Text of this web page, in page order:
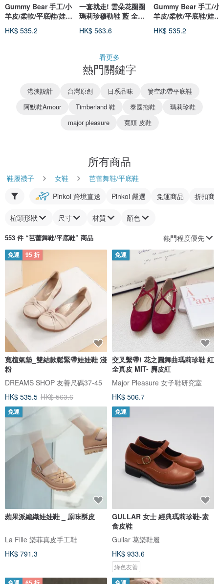
Gummy Bear 手工/小
羊皮/柔軟/平底鞋/娃娃
HK$ 535.2
一套就走! 雲朵花圈圈
瑪莉珍穆勒鞋 藍 全真
HK$ 563.6
Gummy Bear 手工/
羊皮/柔軟/平底鞋/娃
HK$ 535.2
看更多
熱門關鍵字
港澳設計 台灣原創 日系品味
簍空綁帶平底鞋
阿默鞋Amour
Timberland 鞋 泰國拖鞋
瑪莉珍鞋
major pleasure
寬頭 皮鞋
所有商品
鞋履襪子 女鞋
芭蕾舞鞋/平底鞋
Pinkoi 跨境直送
Pinkoi 嚴選 免運商品 折扣商
楦頭形狀 尺寸 材質 顏色
553 件 “芭蕾舞鞋/平底鞋” 商品 熱門程度優先
免運 95 折
寬楦氣墊_雙結款鬆緊帶娃娃鞋 淺
粉
DREAMS SHOP 友善尺碼37-45
HK$ 535.5 HK$ 563.6
免運
交叉繫帶! 花之圓舞曲瑪莉珍鞋 紅
全真皮 MIT- 麂皮紅
Major Pleasure 女子鞋研究室
HK$ 506.7
免運
蘋果派編織娃娃鞋 _ 原味酥皮
La Fille 樂菲真皮手工鞋
HK$ 791.3
免運
GULLAR 女士 經典瑪莉珍鞋-素
食皮鞋
Gullar 葛樂鞋履
HK$ 933.6
綠色友善